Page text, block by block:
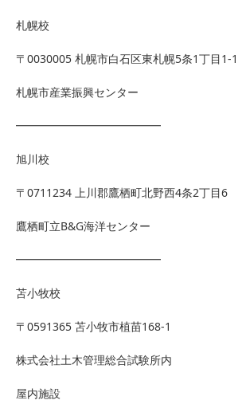
札幌校
〒0030005 札幌市白石区東札幌5条1丁目1-1
札幌市産業振興センター
━━━━━━━━━━━━━
旭川校
〒0711234 上川郡鷹栖町北野西4条2丁目6
鷹栖町立B&G海洋センター
━━━━━━━━━━━━━
苫小牧校
〒0591365 苫小牧市植苗168-1
株式会社土木管理総合試験所内
屋内施設